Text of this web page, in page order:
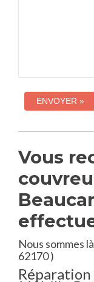
Vous
Nous sommes
62170 )